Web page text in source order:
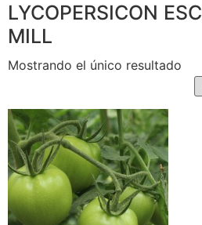
LYCOPERSICON
MILL
Mostrando el único resultado